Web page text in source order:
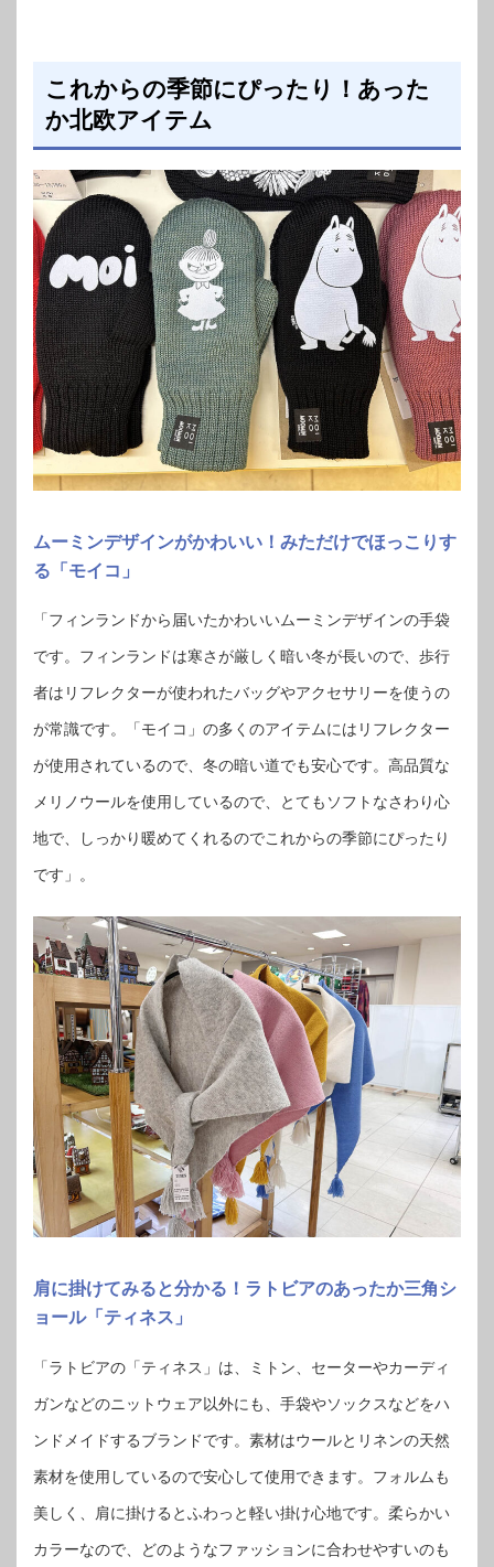
これからの季節にぴったり！あった
か北欧アイテム
ムーミンデザインがかわいい！みただけでほっこりす
る「モイコ」
「フィンランドから届いたかわいいムーミンデザインの手袋
です。フィンランドは寒さが厳しく暗い冬が長いので、歩行
者はリフレクターが使われたバッグやアクセサリーを使うの
が常識です。「モイコ」の多くのアイテムにはリフレクター
が使用されているので、冬の暗い道でも安心です。高品質な
メリノウールを使用しているので、とてもソフトなさわり心
地で、しっかり暖めてくれるのでこれからの季節にぴったり
です」。
肩に掛けてみると分かる！ラトビアのあったか三角シ
ョール「ティネス」
「ラトビアの「ティネス」は、ミトン、セーターやカーディ
ガンなどのニットウェア以外にも、手袋やソックスなどをハ
ンドメイドするブランドです。素材はウールとリネンの天然
素材を使用しているので安心して使用できます。フォルムも
美しく、肩に掛けるとふわっと軽い掛け心地です。柔らかい
カラーなので、どのようなファッションに合わせやすいのも